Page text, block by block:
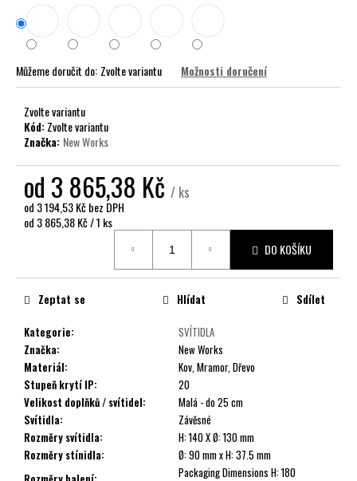
Můžeme doručit do: Zvolte variantu Možnosti doručení
Zvolte variantu
Kód:Zvolte variantu
Značka: New Works
od 3 865,38 Kč / ks
od 3 194,53 Kčbez DPH
Měrná
od 3 865,38 Kč / 1 ks
DO KOŠÍKU
Kategorie:
SVÍTIDLA
Značka:
New Works
Materiál:
Kov, Mramor, Dřevo
Stupeň krytí IP:
20
Velikost doplňků / svítidel:
Malá - do 25 cm
Svítidla:
Závěsné
Rozměry svítidla:
H: 140 X Ø: 130 mm
Rozměry stínidla:
Ø: 90 mm x H: 37.5 mm
Packaging Dimensions H: 180
Zeptat se Hlídat Sdílet
D
o
o
r
e
m